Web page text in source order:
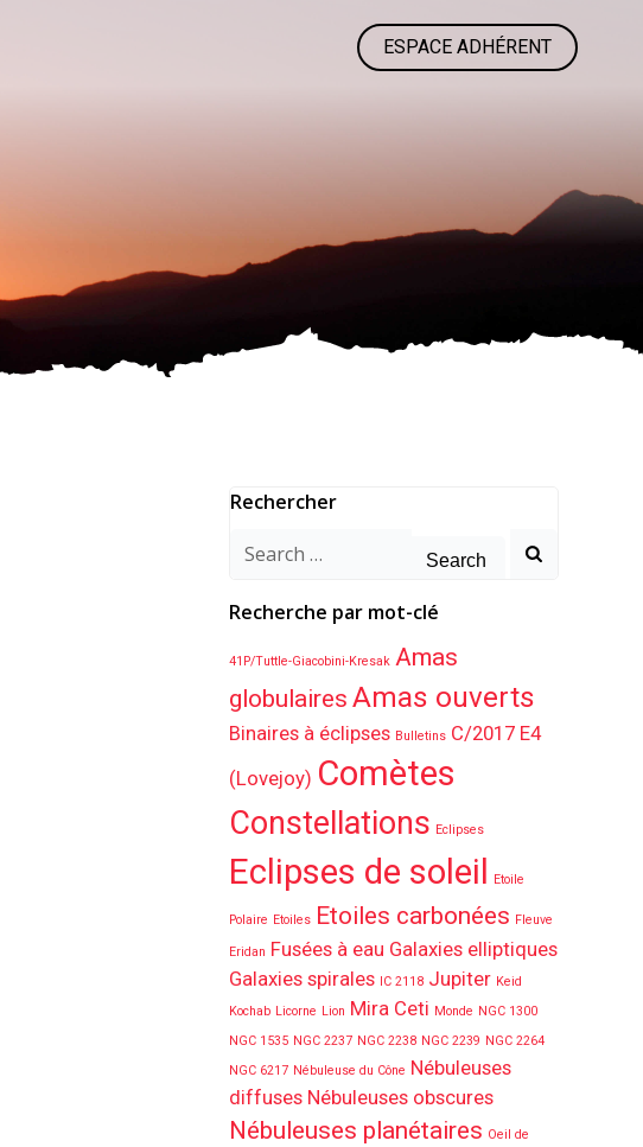
ESPACE ADHÉRENT
Rechercher
Search
Recherche par mot-clé
41P/Tuttle-Giacobini-Kresak Amas
globulaires Amas ouverts
Binaires à éclipses Bulletins C/2017 E4
(Lovejoy) Comètes
Constellations Eclipses
Eclipses de soleil Etoile
Polaire Etoiles Etoiles carbonées Fleuve
Eridan Fusées à eau Galaxies elliptiques
Galaxies spirales IC 2118 Jupiter Keid
Kochab Licorne Lion Mira Ceti Monde NGC 1300
NGC 1535 NGC 2237 NGC 2238 NGC 2239 NGC 2264
NGC 6217 Nébuleuse du Cône Nébuleuses
diffuses Nébuleuses obscures
Nébuleuses planétaires Oeil de